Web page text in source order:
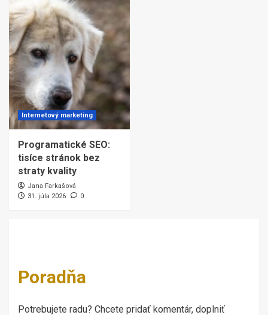
Internetový marketing
Programatické SEO:
tisíce stránok bez
straty kvality
Jana Farkašová
31. júla 2026
0
Poradňa
Potrebujete radu? Chcete pridať komentár, doplniť